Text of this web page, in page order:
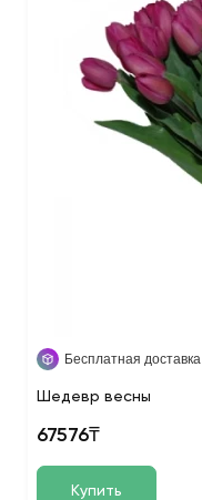
Бесплатная доставка
Шедевр весны
67576₸
Купить